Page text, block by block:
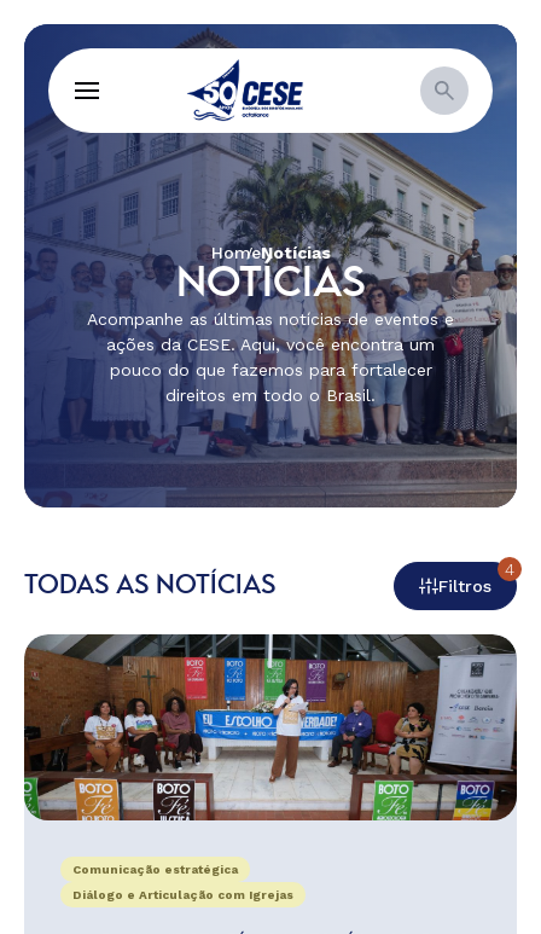
HomeNotícias
NOTÍCIAS
Acompanhe as últimas notícias de eventos e
ações da CESE. Aqui, você encontra um
pouco do que fazemos para fortalecer
direitos em todo o Brasil.
TODAS AS NOTÍCIAS Filtros
4
Comunicação estratégica
Diálogo e Articulação com Igrejas